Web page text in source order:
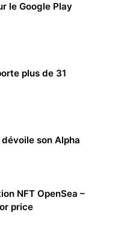
le Google Play
plus de 31
son Alpha
NFT OpenSea –
price